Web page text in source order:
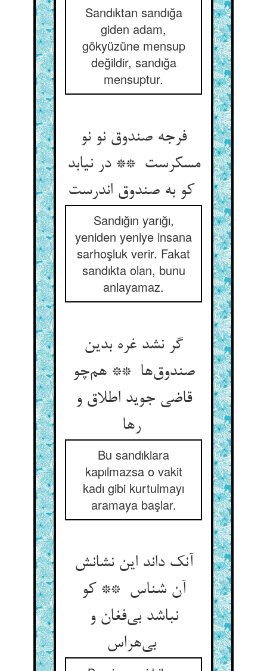
Sandıktan sandığa
giden adam,
gökyüzüne mensup
değildir, sandığa
mensuptur.
فرجه صندوق نو نو
مسکرست ** در نیابد
Sandığın yarığı,
yeniden yeniye insana
sarhoşluk verir. Fakat
sandıkta olan, bunu
anlayamaz.
گر نشد غره بدین
صندوق‌ها ** هم‌چو
قاضی جوید اطلاق و
رها
Bu sandıklara
kapılmazsa o vakit
kadı gibi kurtulmayı
aramaya başlar.
آنک داند این نشانش
آن شناس ** کو
نباشد بی‌فغان و
بی‌هراس